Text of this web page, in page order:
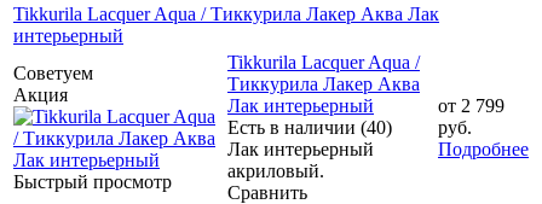
Tikkurila Lacquer Aqua / Тиккурила Лакер Аква Лак
интерьерный
Советуем
Акция
Быстрый просмотр
Tikkurila Lacquer Aqua /
Тиккурила Лакер Аква
Лак интерьерный
Есть в наличии (40)
Лак интерьерный
акриловый.
Сравнить
от 2 799
руб.
Подробнее